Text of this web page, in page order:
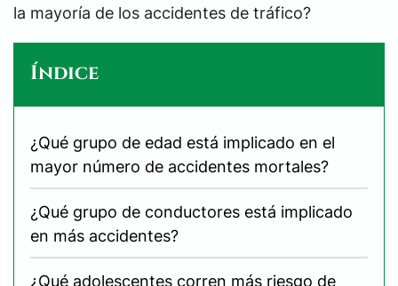
la mayoría de los accidentes de tráfico?
Índice
¿Qué grupo de edad está implicado en el
mayor número de accidentes mortales?
¿Qué grupo de conductores está implicado
en más accidentes?
¿Qué adolescentes corren más riesgo de